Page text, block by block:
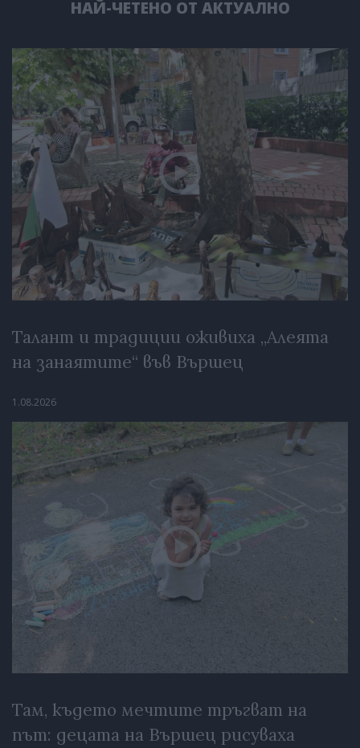
НАЙ-ЧЕТЕНО ОТ АКТУАЛНО
Талант и традиции оживиха „Алеята
на занаятите“ във Вършец
1.08.2026
Там, където мечтите тръгват на
път: децата на Вършец рисуваха